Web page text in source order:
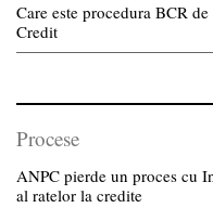
Care este procedura BCR
Credit
Procese
ANPC pierde un proces cu
al ratelor la credite